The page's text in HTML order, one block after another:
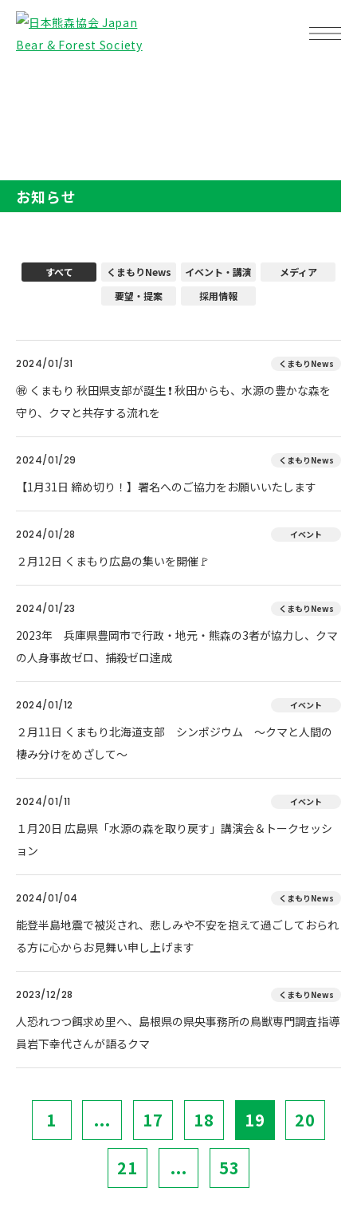
お知らせ
すべて くまもりNews イベント・講演
メディア
要望・提案
採用情報
2024/01/31 くまもりNews
㊗ くまもり 秋田県支部が誕生 ❗ 秋田からも、水源の豊かな森を
守り、クマと共存する流れを
2024/01/29 くまもりNews
【1月31日 締め切り！】署名へのご協力をお願いいたします
2024/01/28 イベント
２月12日 くまもり広島の集いを開催🚩
2024/01/23 くまもりNews
2023年 兵庫県豊岡市で行政・地元・熊森の3者が協力し、クマ
の人身事故ゼロ、捕殺ゼロ達成
2024/01/12 イベント
２月11日 くまもり北海道支部 シンポジウム ～クマと人間の
棲み分けをめざして～
2024/01/11 イベント
１月20日 広島県「水源の森を取り戻す」講演会＆トークセッシ
ョン
2024/01/04 くまもりNews
能登半島地震で被災され、悲しみや不安を抱えて過ごしておられ
る方に心からお見舞い申し上げます
2023/12/28 くまもりNews
人恐れつつ餌求め里へ、島根県の県央事務所の鳥獣専門調査指導
員岩下幸代さんが語るクマ
1 ... 17 18 19 20
21 ... 53